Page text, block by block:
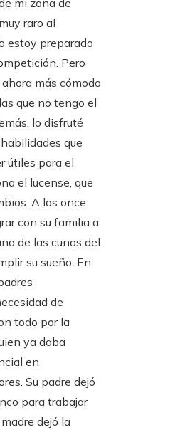
mi zona de
raro al
estoy preparado
Pero
más cómodo
que no tengo el
lo disfruté
que
útiles para el
el lucense, que
A los once
con su familia a
de las cunas del
su sueño. En
de
todo por la
ya daba
en
Su padre dejó
para trabajar
dejó la